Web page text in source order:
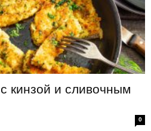
кинзой и сливочным
0